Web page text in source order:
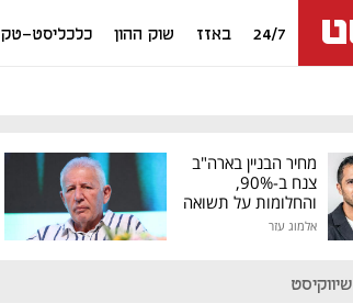
24/7 באזז שוק ההון כלכליסט-טק
מחיר הבניין בארה"ב
צנח ב-90%,
והחלומות על תשואה
גבוהה התנפצו
אלמוג עזר
שיווקיסט